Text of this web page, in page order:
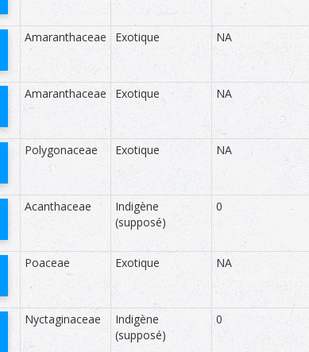
(faible, moyenne ou forte) permet de la quantifier. NA = non
applicable uniquement aux taxons indigènes et
selon une méthodologie basée sur celle des listes
applicable
Amaranthaceae Exotique NA
Amaranthaceae Exotique NA
Polygonaceae Exotique NA
Acanthaceae
Indigène
(supposé)
0
Poaceae Exotique NA
Nyctaginaceae
Indigène
(supposé)
0